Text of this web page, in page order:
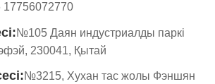
17756072770
№105 Даян индустриалды паркі
230041, Қытай
№3215, Хухан тас жолы Фэншян